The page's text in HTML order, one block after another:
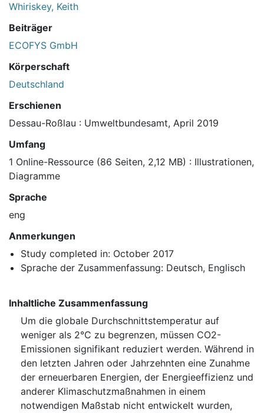
Whiriskey, Keith
Beiträger
ECOFYS GmbH
Körperschaft
Deutschland
Erschienen
Dessau-Roßlau : Umweltbundesamt, April 2019
Umfang
1 Online-Ressource (86 Seiten, 2,12 MB) : Illustrationen,
Diagramme
Sprache
eng
Anmerkungen
Study completed in: October 2017
Sprache der Zusammenfassung: Deutsch, Englisch
Inhaltliche Zusammenfassung
Um die globale Durchschnittstemperatur auf
weniger als 2°C zu begrenzen, müssen CO2-
Emissionen signifikant reduziert werden. Während in
den letzten Jahren oder Jahrzehnten eine Zunahme
der erneuerbaren Energien, der Energieeffizienz und
anderer Klimaschutzmaßnahmen in einem
notwendigen Maßstab nicht entwickelt wurden,